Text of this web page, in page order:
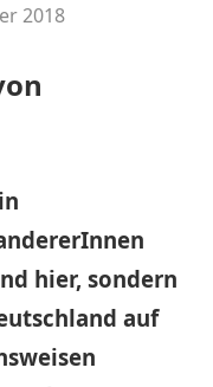
2018
hier, sondern
auf